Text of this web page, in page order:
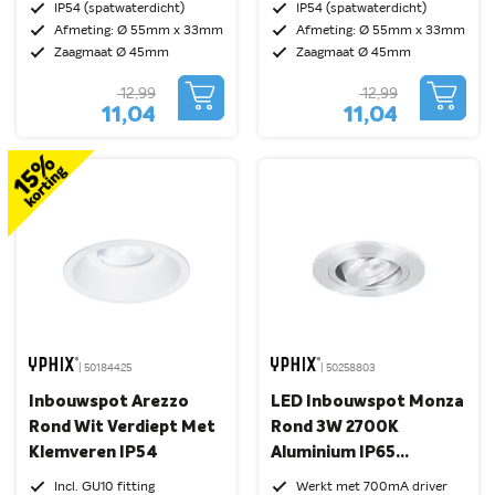
Geschikt Voor MR11
Lampen
IP54 (spatwaterdicht)
Afmeting: Ø 55mm x 33mm
Zaagmaat Ø 45mm
11,04
12,99
Geschikt Voor MR11
Lampen
IP54 (spatwaterdicht)
Afmeting: Ø 55mm x 33mm
Zaagmaat Ø 45mm
11,04
12,99
| 50184425
Inbouwspot Arezzo
Rond Wit Verdiept Met
Klemveren IP54
Incl. GU10 fitting
| 50258803
LED Inbouwspot Monza
Rond 3W 2700K
Aluminium IP65
Dimbaar Kantelbaar
Werkt met 700mA driver